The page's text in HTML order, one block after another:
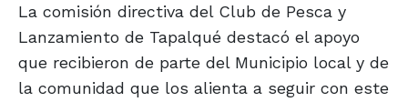
La comisión directiva del Club de Pesca y
Lanzamiento de Tapalqué destacó el apoyo
que recibieron de parte del Municipio local y de
la comunidad que los alienta a seguir con este